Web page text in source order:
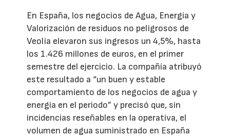
En España, los negocios de Agua, Energía y
Valorización de residuos no peligrosos de
Veolia elevaron sus ingresos un 4,5%, hasta
los 1.426 millones de euros, en el primer
semestre del ejercicio. La compañía atribuyó
este resultado a “un buen y estable
comportamiento de los negocios de agua y
energía en el periodo” y precisó que, sin
incidencias reseñables en la operativa, el
volumen de agua suministrado en España